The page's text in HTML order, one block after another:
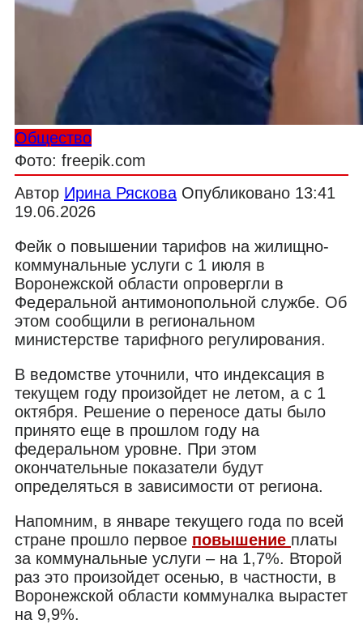
Общество
Фото: freepik.com
Автор Ирина Ряскова Опубликовано 13:41
19.06.2026
Фейк о повышении тарифов на жилищно-
коммунальные услуги с 1 июля в
Воронежской области опровергли в
Федеральной антимонопольной службе. Об
этом сообщили в региональном
министерстве тарифного регулирования.
В ведомстве уточнили, что индексация в
текущем году произойдет не летом, а с 1
октября. Решение о переносе даты было
принято еще в прошлом году на
федеральном уровне. При этом
окончательные показатели будут
определяться в зависимости от региона.
Напомним, в январе текущего года по всей
стране прошло первое повышение платы
за коммунальные услуги – на 1,7%. Второй
раз это произойдет осенью, в частности, в
Воронежской области коммуналка вырастет
на 9,9%.